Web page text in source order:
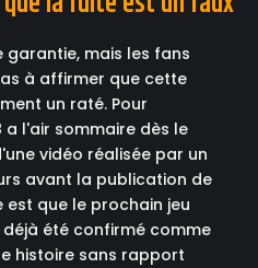
garantie, mais les fans
à affirmer que cette
un raté. Pour
a l'air sommaire dès le
vidéo réalisée par un
avant la publication de
est que le prochain jeu
déjà été confirmé comme
histoire sans rapport